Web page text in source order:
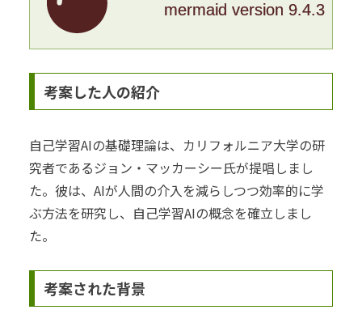
mermaid version 9.4.3
考案した人の紹介
自己学習AIの基礎理論は、カリフォルニア大学の研
究者であるジョン・マッカーシー氏が提唱しまし
た。彼は、AIが人間の介入を減らしつつ効率的に学
ぶ方法を研究し、自己学習AIの概念を確立しまし
た。
考案された背景